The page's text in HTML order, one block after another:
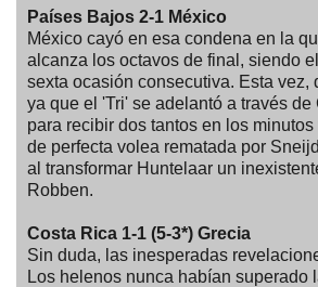
Países Bajos 2-1 México
México cayó en esa condena en la
alcanza los octavos de final, siendo
sexta ocasión consecutiva. Esta vez,
ya que el 'Tri' se adelantó a través de
para recibir dos tantos en los
de perfecta volea rematada por
al transformar Huntelaar un
Robben.
Costa Rica 1-1 (5-3*) Grecia
Sin duda, las inesperadas
Los helenos nunca habían superado